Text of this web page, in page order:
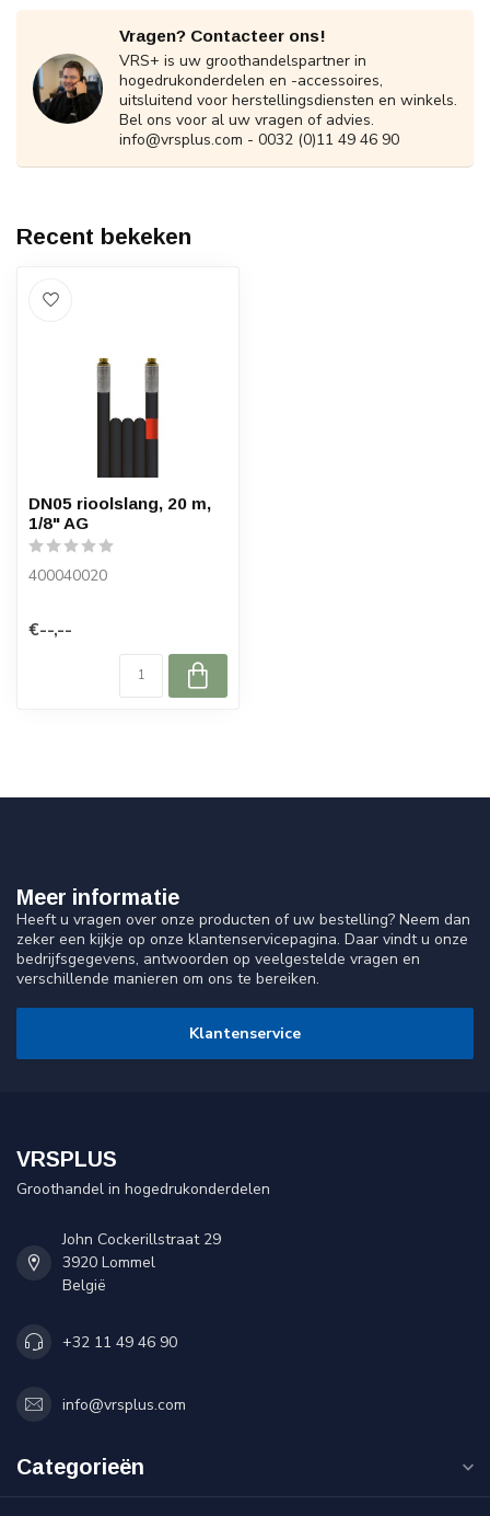
Vragen? Contacteer ons!
VRS+ is uw groothandelspartner in
hogedrukonderdelen en -accessoires,
uitsluitend voor herstellingsdiensten en winkels.
Bel ons voor al uw vragen of advies.
info@vrsplus.com - 0032 (0)11 49 46 90
Recent bekeken
DN05 rioolslang, 20 m,
1/8" AG
400040020
€--,--
Meer informatie
Heeft u vragen over onze producten of uw bestelling? Neem dan
zeker een kijkje op onze klantenservicepagina. Daar vindt u onze
bedrijfsgegevens, antwoorden op veelgestelde vragen en
verschillende manieren om ons te bereiken.
Klantenservice
VRSPLUS
Groothandel in hogedrukonderdelen
John Cockerillstraat 29
3920 Lommel
België
+32 11 49 46 90
info@vrsplus.com
Categorieën